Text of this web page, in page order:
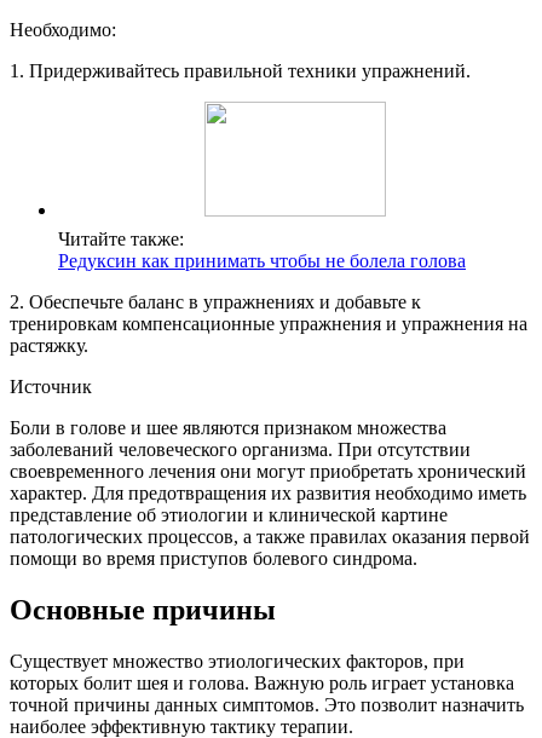
Необходимо:
1. Придерживайтесь правильной техники упражнений.
Читайте также:
Редуксин как принимать чтобы не болела голова
2. Обеспечьте баланс в упражнениях и добавьте к
тренировкам компенсационные упражнения и упражнения на
растяжку.
Источник
Боли в голове и шее являются признаком множества
заболеваний человеческого организма. При отсутствии
своевременного лечения они могут приобретать хронический
характер. Для предотвращения их развития необходимо иметь
представление об этиологии и клинической картине
патологических процессов, а также правилах оказания первой
помощи во время приступов болевого синдрома.
Основные причины
Существует множество этиологических факторов, при
которых болит шея и голова. Важную роль играет установка
точной причины данных симптомов. Это позволит назначить
наиболее эффективную тактику терапии.